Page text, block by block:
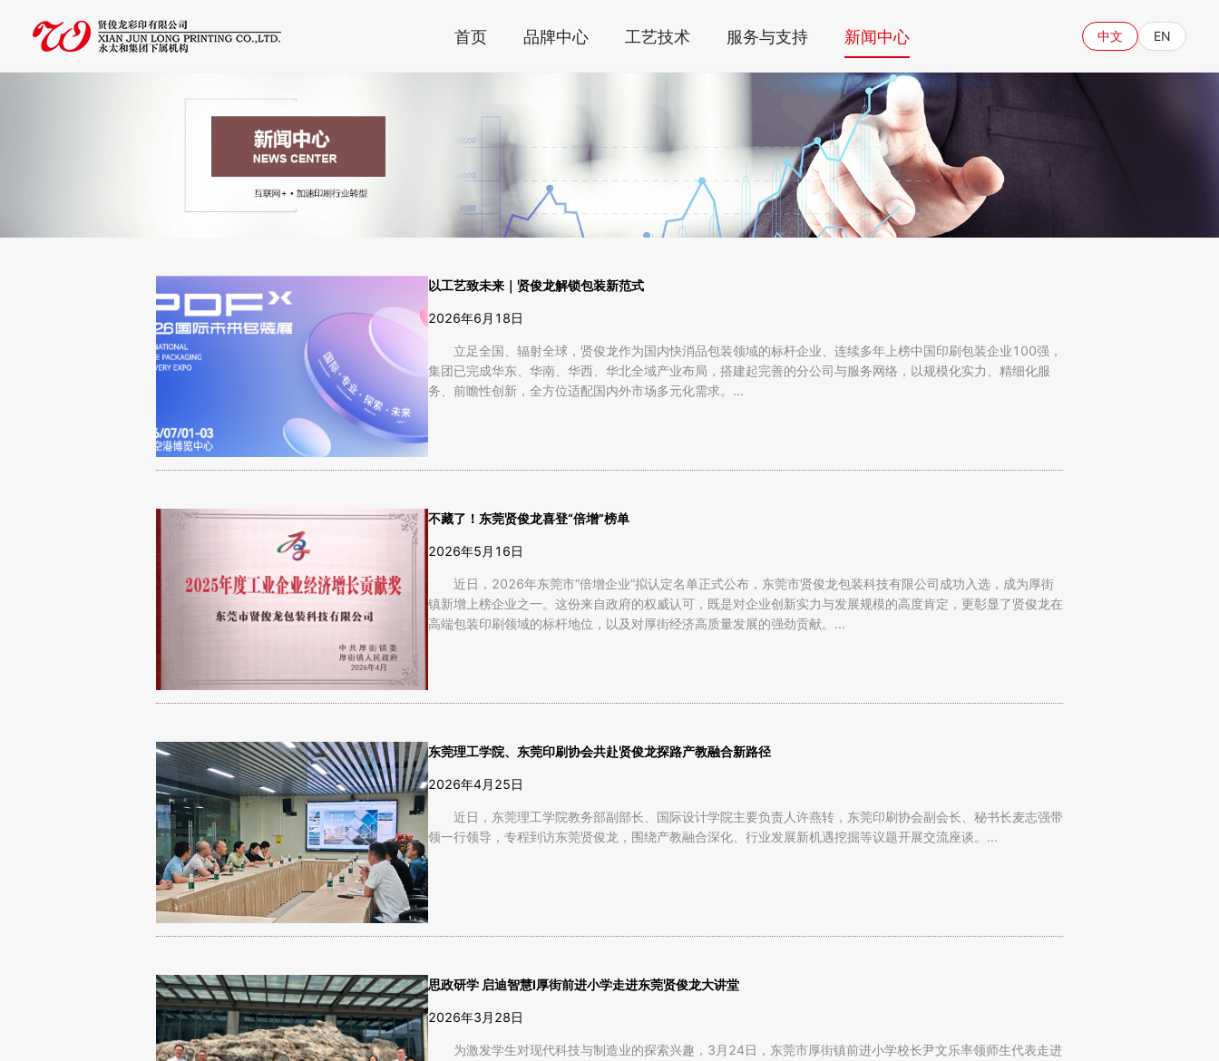
首页 品牌中心 工艺技术 服务与支持 新闻中心 中文 EN
以工艺致未来｜贤俊龙解锁包装新范式
2026年6月18日
立足全国、辐射全球，贤俊龙作为国内快消品包装领域的标杆企业、连续多年上榜中国印刷包装企业100强，
集团已完成华东、华南、华西、华北全域产业布局，搭建起完善的分公司与服务网络，以规模化实力、精细化服
务、前瞻性创新，全方位适配国内外市场多元化需求。...
不藏了！东莞贤俊龙喜登“倍增”榜单
2026年5月16日
近日，2026年东莞市“倍增企业”拟认定名单正式公布，东莞市贤俊龙包装科技有限公司成功入选，成为厚街
镇新增上榜企业之一。这份来自政府的权威认可，既是对企业创新实力与发展规模的高度肯定，更彰显了贤俊龙在
高端包装印刷领域的标杆地位，以及对厚街经济高质量发展的强劲贡献。...
东莞理工学院、东莞印刷协会共赴贤俊龙探路产教融合新路径
2026年4月25日
近日，东莞理工学院教务部副部长、国际设计学院主要负责人许燕转，东莞印刷协会副会长、秘书长麦志强带
领一行领导，专程到访东莞贤俊龙，围绕产教融合深化、行业发展新机遇挖掘等议题开展交流座谈。...
思政研学 启迪智慧Ⅰ厚街前进小学走进东莞贤俊龙大讲堂
2026年3月28日
为激发学生对现代科技与制造业的探索兴趣，3月24日，东莞市厚街镇前进小学校长尹文乐率领师生代表走进